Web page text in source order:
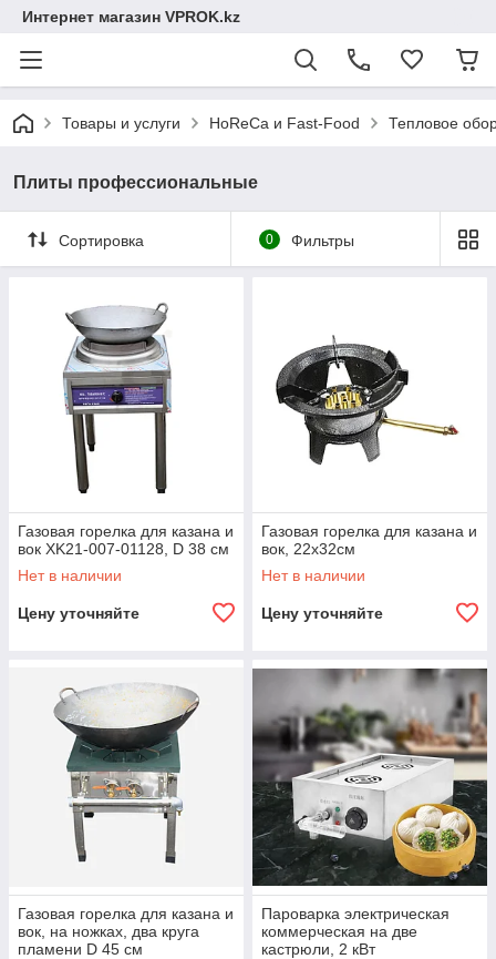
Интернет магазин VPROK.kz
Товары и услуги HoReCa и Fast-Food Тепловое
Плиты профессиональные
Сортировка 0 Фильтры
Газовая горелка для казана и
вок XK21-007-01128, D 38 см
Нет в наличии
Цену уточняйте
Газовая горелка для казана и
вок, 22х32см
Нет в наличии
Цену уточняйте
Газовая горелка для казана и
вок, на ножках, два круга
пламени D 45 см
Пароварка электрическая
коммерческая на две
кастрюли, 2 кВт